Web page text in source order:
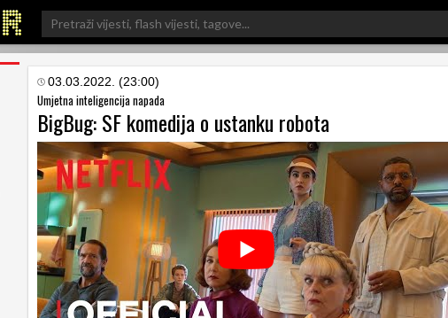
Search
for:
03.03.2022. (23:00)
Umjetna inteligencija napada
BigBug: SF komedija o ustanku robota